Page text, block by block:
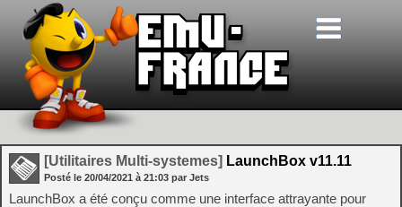
[Utilitaires Multi-systemes] LaunchBox v11.11
Posté le 20/04/2021 à 21:03 par Jets
LaunchBox a été conçu comme une interface attrayante pour